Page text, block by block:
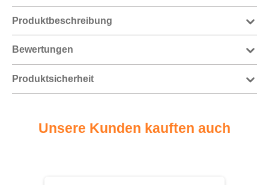
Produktbeschreibung
Bewertungen
Produktsicherheit
Unsere Kunden kauften auch